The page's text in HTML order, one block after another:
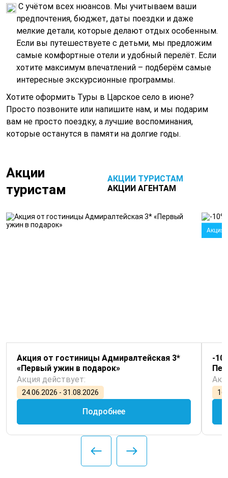
С учётом всех нюансов. Мы учитываем ваши
предпочтения, бюджет, даты поездки и даже
мелкие детали, которые делают отдых особенным.
Если вы путешествуете с детьми, мы предложим
самые комфортные отели и удобный перелёт. Если
хотите максимум впечатлений – подберём самые
интересные экскурсионные программы.
Хотите оформить Туры в Царское село в июне?
Просто позвоните или напишите нам, и мы подарим
вам не просто поездку, а лучшие воспоминания,
которые останутся в памяти на долгие годы.
Акции
туристам
АКЦИИ ТУРИСТАМ
АКЦИИ АГЕНТАМ
Акция от гостиницы Адмиралтейская 3*
«Первый ужин в подарок»
Акция действует:
24.06.2026 - 31.08.2026
Подробнее
Акция
-